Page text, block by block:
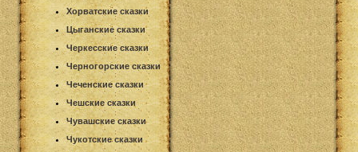
Хорватские сказки
Цыганские сказки
Черкесские сказки
Черногорские сказки
Чеченские сказки
Чешские сказки
Чувашские сказки
Чукотские сказки